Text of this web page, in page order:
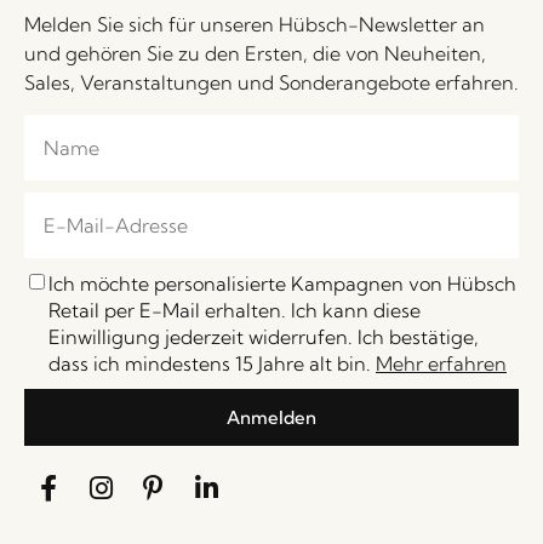
Melden Sie sich für unseren Hübsch-Newsletter an
und gehören Sie zu den Ersten, die von Neuheiten,
Sales, Veranstaltungen und Sonderangebote erfahren.
Ich möchte personalisierte Kampagnen von Hübsch
Retail per E-Mail erhalten. Ich kann diese
Einwilligung jederzeit widerrufen. Ich bestätige,
dass ich mindestens 15 Jahre alt bin. Mehr erfahren
Anmelden